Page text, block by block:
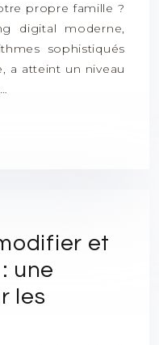
propre famille ?
digital moderne,
sophistiqués
a atteint un niveau
et
une
les